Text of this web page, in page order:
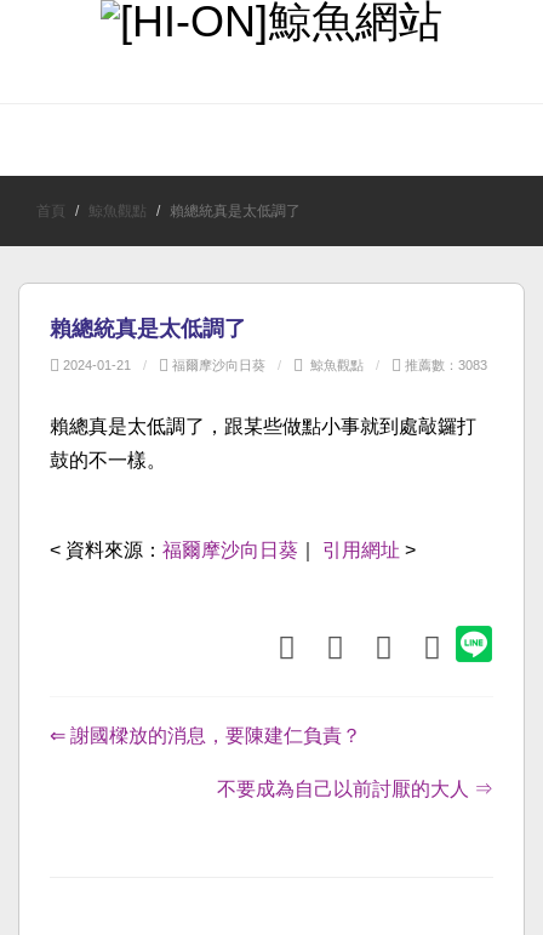
首頁 鯨魚觀點 賴總統真是太低調了
賴總統真是太低調了
2024-01-21 福爾摩沙向日葵 鯨魚觀點 推薦數：3083
賴總真是太低調了，跟某些做點小事就到處敲鑼打
鼓的不一樣。
< 資料來源： 福爾摩沙向日葵 引用網址 >
⇐ 謝國樑放的消息，要陳建仁負責？
不要成為自己以前討厭的大人 ⇒